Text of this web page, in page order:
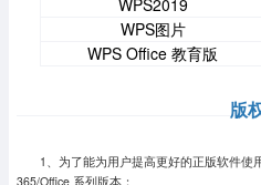
WPS图片
WPS Office 教育版
版
1、为了能为用户提高更好的正版软件使
365/Office 系列版本；